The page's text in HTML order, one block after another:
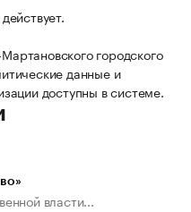
городского
данные и
доступны в системе.
власти...